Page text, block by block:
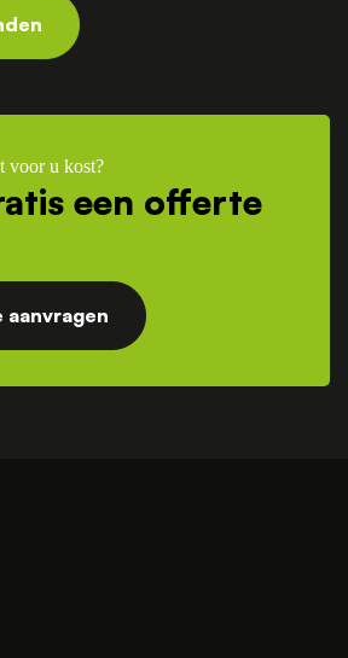
voor u kost?
een offerte